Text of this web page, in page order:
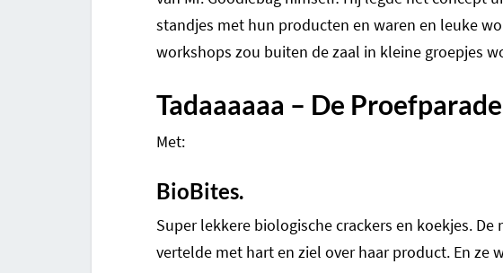
standjes met hun producten en waren en leuke
workshops zou buiten de zaal in kleine groepjes
Tadaaaaaa – De
Met:
BioBites.
Super lekkere biologische crackers en koekjes.
vertelde met hart en ziel over haar product. En ze